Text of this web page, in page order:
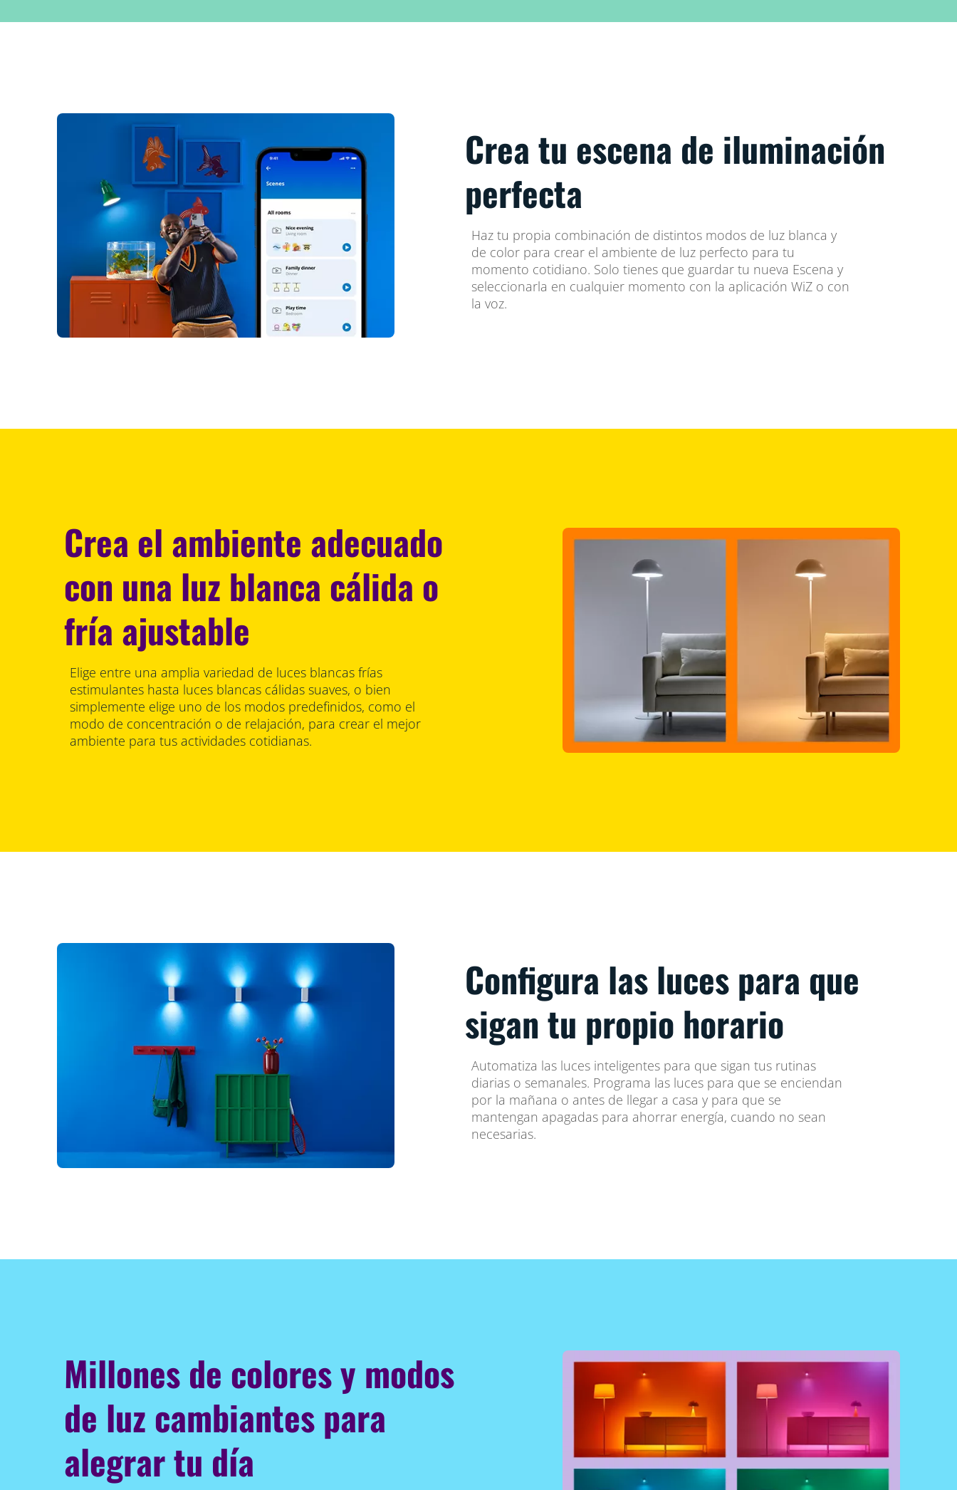
Crea tu escena de iluminación
perfecta
Haz tu propia combinación de distintos modos de luz blanca y
de color para crear el ambiente de luz perfecto para tu
momento cotidiano. Solo tienes que guardar tu nueva Escena y
seleccionarla en cualquier momento con la aplicación WiZ o con
la voz.
Crea el ambiente adecuado
con una luz blanca cálida o
fría ajustable
Elige entre una amplia variedad de luces blancas frías
estimulantes hasta luces blancas cálidas suaves, o bien
simplemente elige uno de los modos predefinidos, como el
modo de concentración o de relajación, para crear el mejor
ambiente para tus actividades cotidianas.
Configura las luces para que
sigan tu propio horario
Automatiza las luces inteligentes para que sigan tus rutinas
diarias o semanales. Programa las luces para que se enciendan
por la mañana o antes de llegar a casa y para que se
mantengan apagadas para ahorrar energía, cuando no sean
necesarias.
Millones de colores y modos
de luz cambiantes para
alegrar tu día